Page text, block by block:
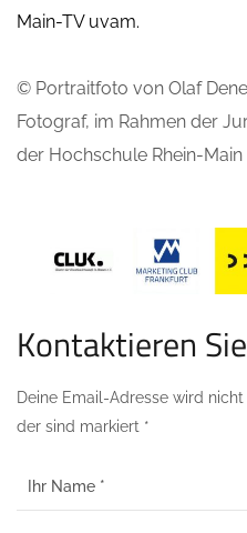
Main-TV uvam.
© Por­trait­fo­to von Olaf
Foto­graf, im Rah­men der
der Hoch­schu­le Rhein-Main
Kon­tak­tie­ren
Dei­ne Email-Adres­se wird
der sind markiert *